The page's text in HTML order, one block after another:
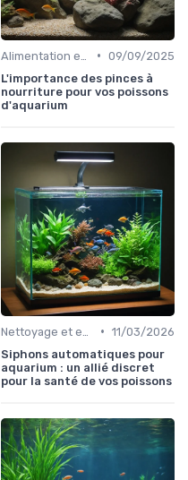
• 09/09/2025
L'importance des pinces à
nourriture pour vos poissons
d'aquarium
• 11/03/2026
Siphons automatiques pour
aquarium : un allié discret
pour la santé de vos poissons